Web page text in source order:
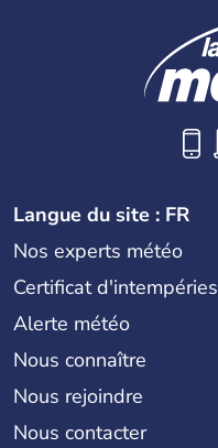
Langue du site : FR
Nos experts météo
Certificat d'intempéries
Alerte météo
Nous connaître
Nous rejoindre
Nous contacter